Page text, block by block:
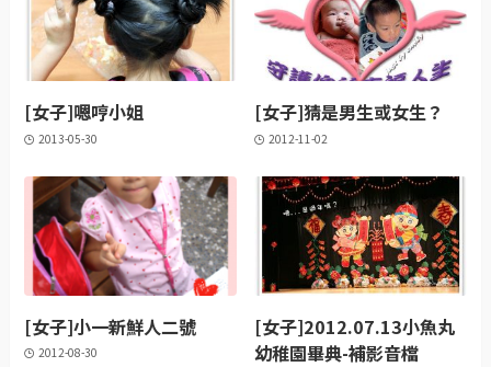
[女子]嗯哼小姐
2013-05-30
[女子]猜是男生或女生？
2012-11-02
[女子]小一新鮮人二號
2012-08-30
[女子]2012.07.13小魚丸
幼稚園畢典-補影音檔